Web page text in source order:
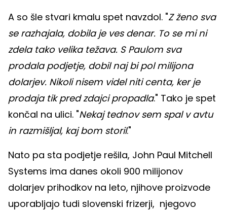
A so šle stvari kmalu spet navzdol. "Z ženo sva
se razhajala, dobila je ves denar. To se mi ni
zdela tako velika težava. S Paulom sva
prodala podjetje, dobil naj bi pol milijona
dolarjev. Nikoli nisem videl niti centa, ker je
prodaja tik pred zdajci propadla." Tako je spet
končal na ulici. "Nekaj tednov sem spal v avtu
in razmišljal, kaj bom storil."
Nato pa sta podjetje rešila, John Paul Mitchell
Systems ima danes okoli 900 milijonov
dolarjev prihodkov na leto, njihove proizvode
uporabljajo tudi slovenski frizerji, njegovo